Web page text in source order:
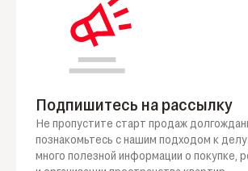
Подпишитесь на рассылку
Не пропустите старт продаж
познакомьтесь с нашим подходом к делу
много полезной информации о покупке ,